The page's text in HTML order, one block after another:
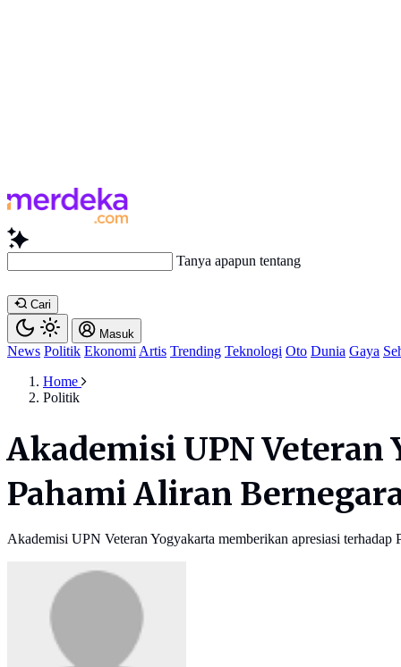
Tanya apapun tentang artikel ini.
Cari
Masuk
News Politik Ekonomi Artis Trending Teknologi Oto Dunia Gaya
Home
Politik
Akademisi UPN Veteran
Pahami Aliran
Akademisi UPN Veteran Yogyakarta memberikan apresiasi